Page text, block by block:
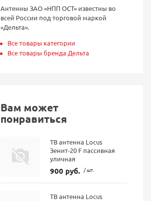
Антенны ЗАО «НПП ОСТ» известны во
всей России под торговой маркой
«Дельта».
Все товары категории
Все товары бренда Дельта
Вам может
понравиться
ТВ антенна Locus
Зенит-20 F пассивная
уличная
900 руб. / шт.
ТВ антенна Locus